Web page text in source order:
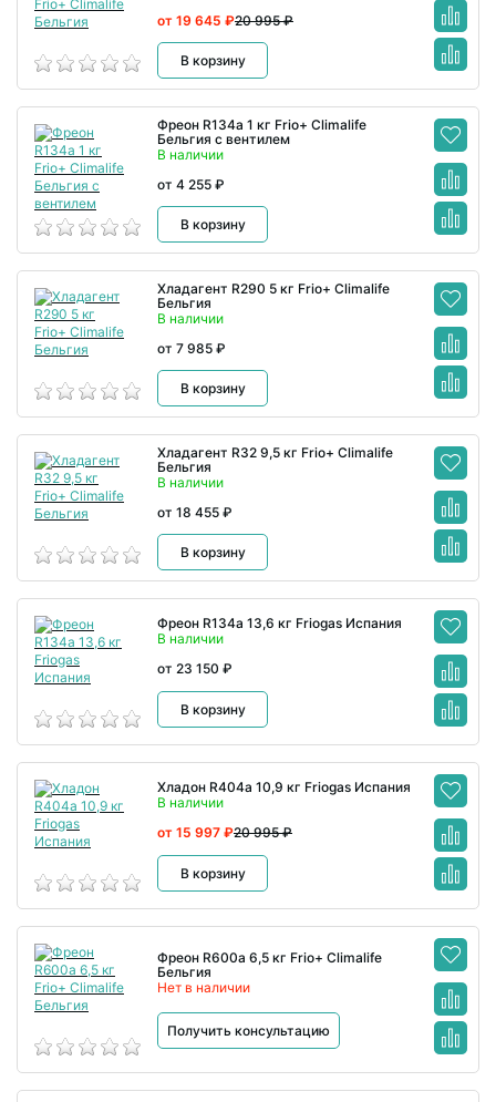
20 995 ₽
от 19 645 ₽
В корзину
Фреон R134а 1 кг Frio+ Climalife
Бельгия с вентилем
В наличии
от 4 255 ₽
В корзину
Хладагент R290 5 кг Frio+ Climalife
Бельгия
В наличии
от 7 985 ₽
В корзину
Хладагент R32 9,5 кг Frio+ Climalife
Бельгия
В наличии
от 18 455 ₽
В корзину
Фреон R134a 13,6 кг Friogas Испания
В наличии
от 23 150 ₽
В корзину
Хладон R404a 10,9 кг Friogas Испания
В наличии
20 995 ₽
от 15 997 ₽
В корзину
Фреон R600a 6,5 кг Frio+ Climalife
Бельгия
Нет в наличии
Получить консультацию